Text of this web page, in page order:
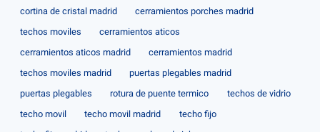
cortina de cristal madrid
cerramientos porches madrid
techos moviles
cerramientos aticos
cerramientos aticos madrid
cerramientos madrid
techos moviles madrid
puertas plegables madrid
puertas plegables
rotura de puente termico
techos de vidrio
techo movil
techo movil madrid
techo fijo